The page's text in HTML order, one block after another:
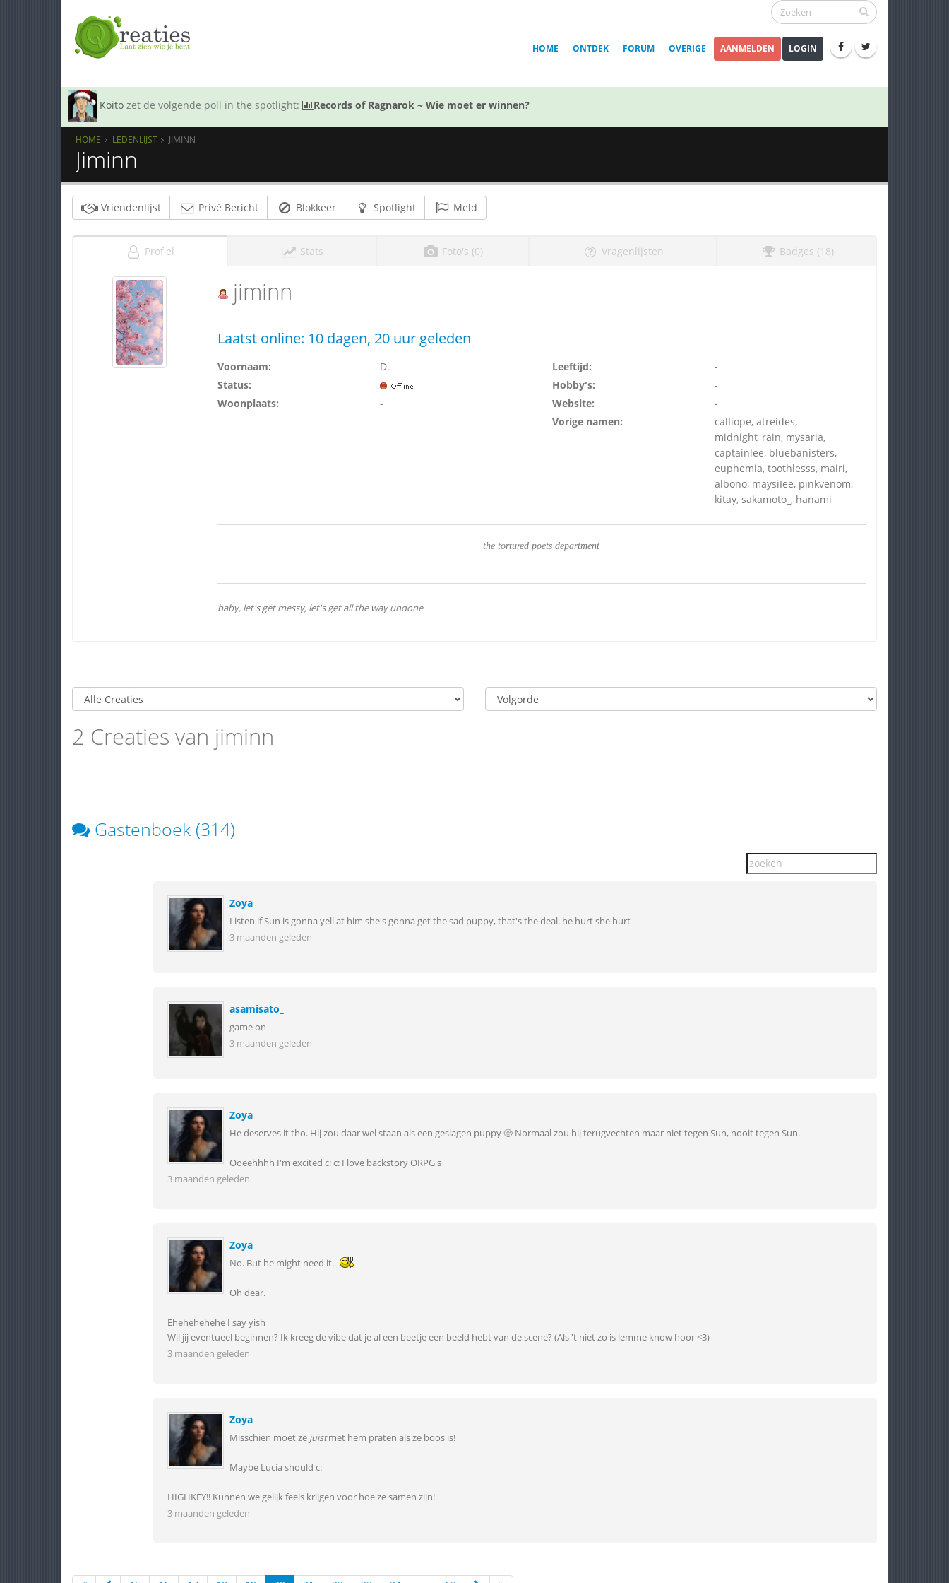
HOME ONTDEK FORUM OVERIGE AANMELDEN LOGIN
Koito zet de volgende poll in the spotlight: Records of Ragnarok ~ Wie moet er winnen?
HOME LEDENLIJST JIMINN
Jiminn
Vriendenlijst Privé Bericht Blokkeer Spotlight Meld
Profiel Stats Foto's (0) Vragenlijsten Badges (18)
jiminn
Laatst online: 10 dagen, 20 uur geleden
Voornaam:
D.
Status:
Woonplaats:
-
Leeftijd:
-
Hobby's:
-
Website:
-
Vorige namen:
calIiope, atreides,
midnight_rain, mysaria,
captainlee, bluebanisters,
euphemia, toothlesss, mairi,
albono, maysiIee, pinkvenom,
kitay, sakamoto_, hanami
the tortured poets department
baby, let's get messy, let's get all the way undone
2 Creaties van jiminn
Gastenboek (314)
Zoya
Listen if Sun is gonna yell at him she's gonna get the sad puppy, that's the deal. he hurt she hurt
3 maanden geleden
asamisato_
game on
3 maanden geleden
Zoya
He deserves it tho. Hij zou daar wel staan als een geslagen puppy 🥺 Normaal zou hij terugvechten maar niet tegen Sun, nooit tegen Sun.
Ooeehhhh I'm excited c: c: I love backstory ORPG's
3 maanden geleden
Zoya
No. But he might need it.
Oh dear.
Ehehehehehe I say yish
Wil jij eventueel beginnen? Ik kreeg de vibe dat je al een beetje een beeld hebt van de scene? (Als 't niet zo is lemme know hoor <3)
3 maanden geleden
Zoya
Misschien moet ze juistmet hem praten als ze boos is!
Maybe Lucía should c:
HIGHKEY!! Kunnen we gelijk feels krijgen voor hoe ze samen zijn!
3 maanden geleden